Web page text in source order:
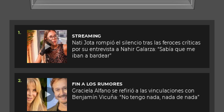
1.
STREAMING
Nati Jota rompió el silencio tras las feroces críticas
por su entrevista a Nahir Galarza: “Sabía que me
iban a bardear”
2.
FIN A LOS RUMORES
Graciela Alfano se refirió a las vinculaciones con
Benjamín Vicuña: “No tengo nada, nada de nada”